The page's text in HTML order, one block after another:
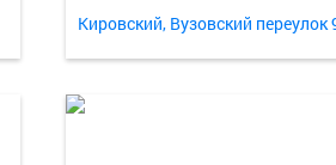
Кировский, Вузовский переулок